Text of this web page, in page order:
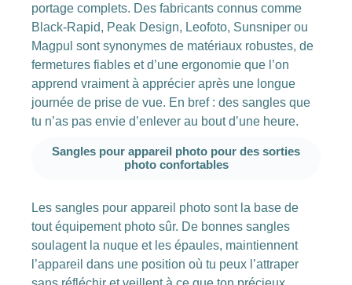
portage complets. Des fabricants connus comme
Black-Rapid, Peak Design, Leofoto, Sunsniper ou
Magpul sont synonymes de matériaux robustes, de
fermetures fiables et d’une ergonomie que l’on
apprend vraiment à apprécier après une longue
journée de prise de vue. En bref : des sangles que
tu n’as pas envie d’enlever au bout d’une heure.
Sangles pour appareil photo pour des sorties
photo confortables
Les sangles pour appareil photo sont la base de
tout équipement photo sûr. De bonnes sangles
soulagent la nuque et les épaules, maintiennent
l’appareil dans une position où tu peux l’attraper